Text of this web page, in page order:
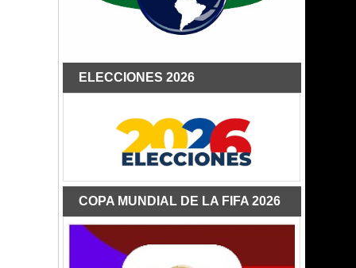
ELECCIONES 2026
COPA MUNDIAL DE LA FIFA 2026